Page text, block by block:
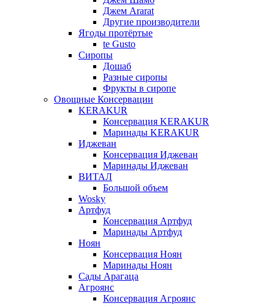
Джем Ararat
Другие производители
Ягоды протёртые
te Gusto
Сиропы
Дошаб
Разные сиропы
Фрукты в сиропе
Овощные Консервации
KERAKUR
Консервация KERAKUR
Маринады KERAKUR
Иджеван
Консервация Иджеван
Маринады Иджеван
ВИТАЛ
Большой объем
Wosky
Артфуд
Консервация Артфуд
Маринады Артфуд
Ноян
Консервация Ноян
Маринады Ноян
Сады Арагаца
Агроянс
Консервация Агроянс